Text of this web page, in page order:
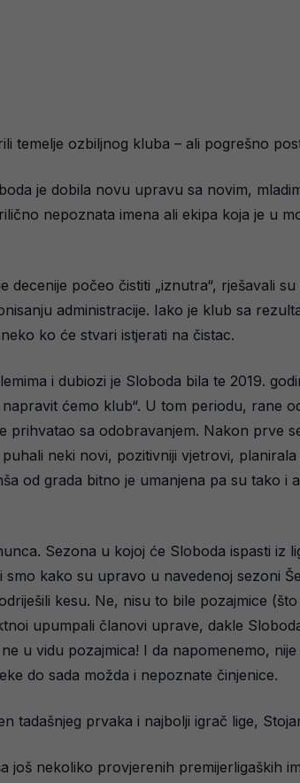
temelje ozbiljnog kluba – ali pogrešno
je dobila novu upravu sa novim,
nepoznata imena ali ekipa koja je u
decenije počeo čistiti „iznutra“, rješavali
administracije. Iako je klub sa
ko će stvari istjerati na čistac.
i dubiozi je Sloboda bila te 2019.
ćemo klub“. U tom periodu, rane
prihvatao sa odobravanjem. Nakon prve
neki novi, pozitivniji vjetrovi,
od grada bitno je umanjena pa su tako i
Sezona u kojoj će Sloboda ispasti iz
kako su upravo u navedenoj sezoni
kesu. Ne, nisu to bile pozajmice
upumpali članovi uprave, dakle
u vidu pozajmica! I da napomenemo,
do sada možda i nepoznate činjenice.
tadašnjeg prvaka i najbolji igrač lige,
još nekoliko provjerenih premijerligaških